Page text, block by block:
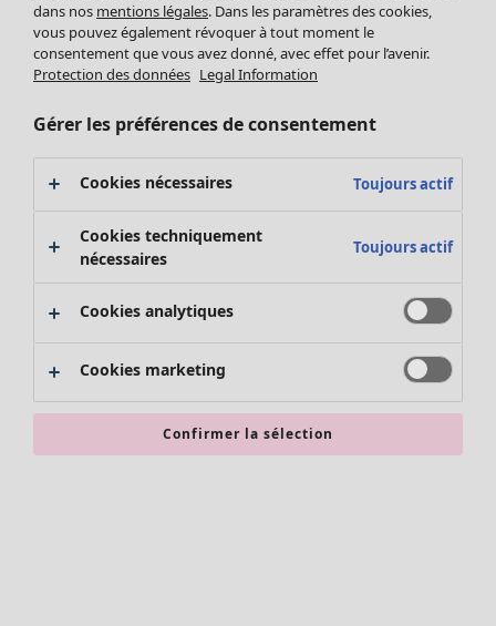
Décoration
Textiles
Tapis
Éponge
Promos SOLDES
Les promos de Gudrun Sjödén
Nouvel arrivage
Bonnes affaires en soldes - jusqu'à -70
dans nos mentions légales. Dans les paramètres des cookies,
vous pouvez également révoquer à tout moment le
consentement que vous avez donné, avec effet pour l’avenir.
Protection des données Legal Information
Gérer les préférences de consentement
Cookies nécessaires Toujours actif
Cookies techniquement
nécessaires
Toujours actif
Cookies analytiques
Cookies marketing
Confirmer la sélection